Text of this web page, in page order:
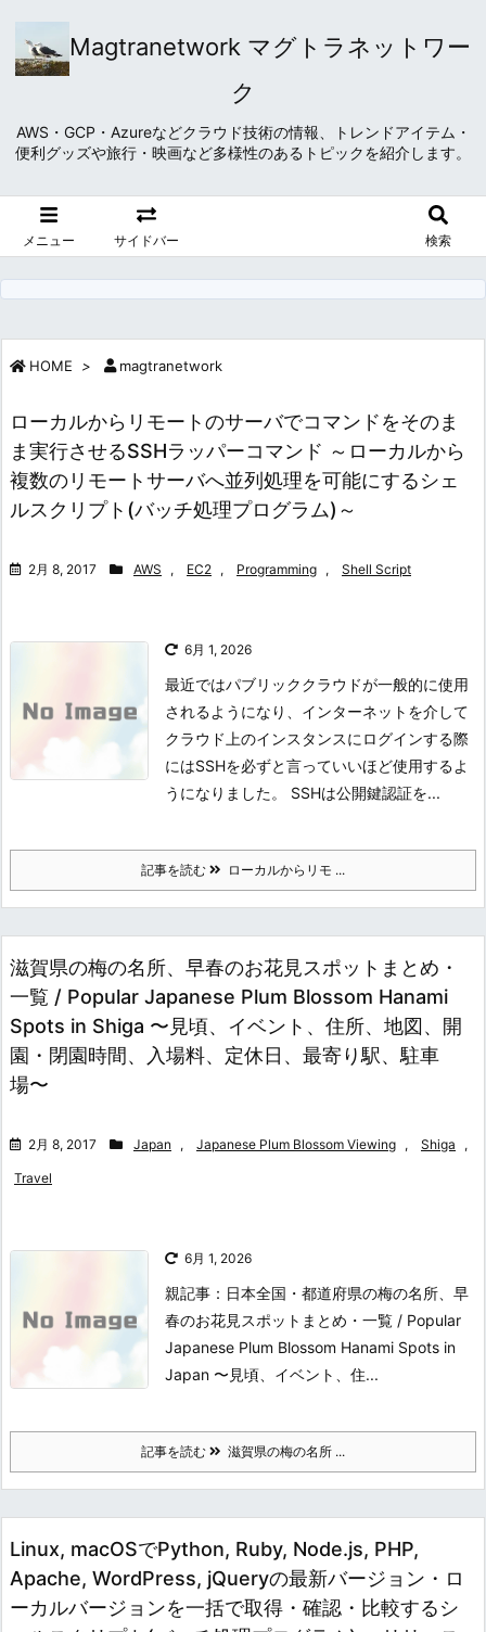
Magtranetwork マグトラネットワー
ク
AWS・GCP・Azureなどクラウド技術の情報、トレンドアイテム・
便利グッズや旅行・映画など多様性のあるトピックを紹介します。
メニュー サイドバー 検索
HOME > magtranetwork
ローカルからリモートのサーバでコマンドをそのま
ま実行させるSSHラッパーコマンド ～ローカルから
複数のリモートサーバへ並列処理を可能にするシェ
ルスクリプト(バッチ処理プログラム)～
2月 8, 2017 AWS , EC2 , Programming , Shell Script
6月 1, 2026
最近ではパブリッククラウドが一般的に使用
されるようになり、インターネットを介して
クラウド上のインスタンスにログインする際
にはSSHを必ずと言っていいほど使用するよ
うになりました。 SSHは公開鍵認証を...
記事を読む ローカルからリモ ...
滋賀県の梅の名所、早春のお花見スポットまとめ・
一覧 / Popular Japanese Plum Blossom Hanami
Spots in Shiga 〜見頃、イベント、住所、地図、開
園・閉園時間、入場料、定休日、最寄り駅、駐車
場〜
2月 8, 2017 Japan , Japanese Plum Blossom Viewing , Shiga ,
Travel
6月 1, 2026
親記事：日本全国・都道府県の梅の名所、早
春のお花見スポットまとめ・一覧 / Popular
Japanese Plum Blossom Hanami Spots in
Japan 〜見頃、イベント、住...
記事を読む 滋賀県の梅の名所 ...
Linux, macOSでPython, Ruby, Node.js, PHP,
Apache, WordPress, jQueryの最新バージョン・ロ
ーカルバージョンを一括で取得・確認・比較するシ